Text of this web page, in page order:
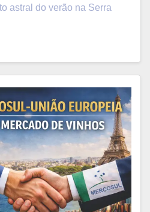
astral do verão na Serra